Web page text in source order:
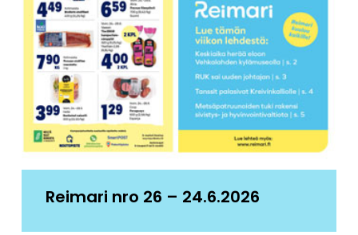
Reimari nro 26 – 24.6.2026